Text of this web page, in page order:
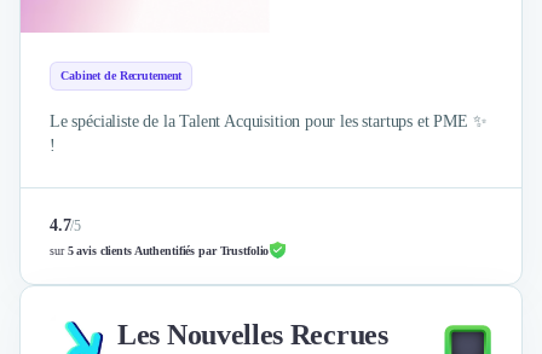
Cabinet de Recrutement
Le spécialiste de la Talent Acquisition pour les startups et PME ✨
!
4.7/5
sur5 avis clients Authentifiés par Trustfolio
Les Nouvelles Recrues